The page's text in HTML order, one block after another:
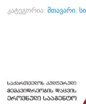
კატეგორია: მთავარი